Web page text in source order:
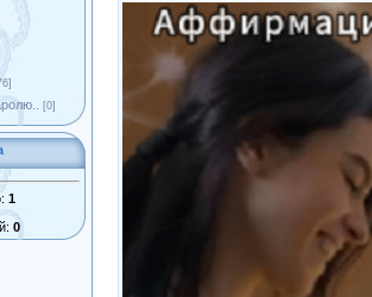
[0]
1
0